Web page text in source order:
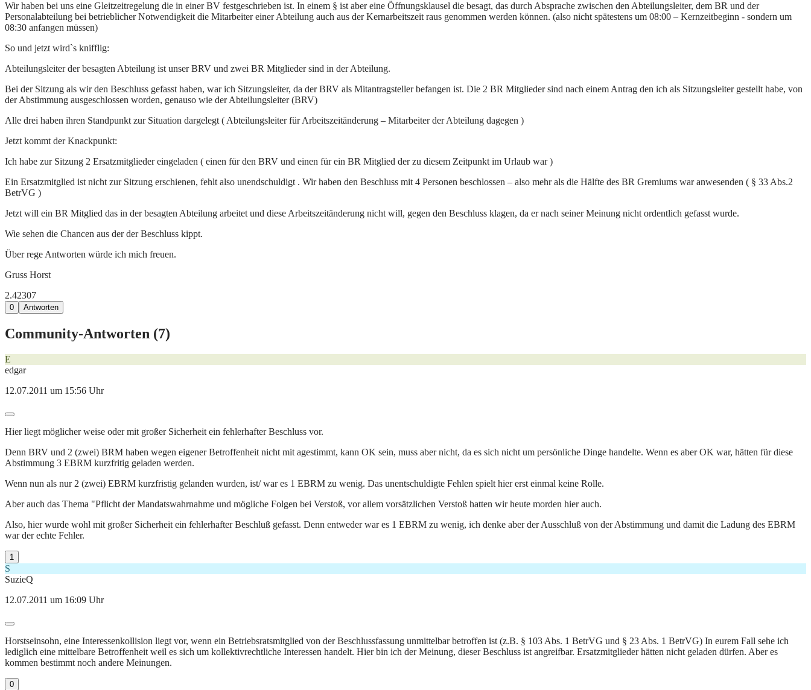
Wir haben bei uns eine Gleitzeitregelung die in einer BV festgeschrieben ist. In einem § ist aber eine Öffnungsklausel die besagt, das durch Absprache zwischen den Abteilungsleiter, dem BR und der
Personalabteilung bei betrieblicher Notwendigkeit die Mitarbeiter einer Abteilung auch aus der Kernarbeitszeit raus genommen werden können. (also nicht spätestens um 08:00 – Kernzeitbeginn - sondern um
08:30 anfangen müssen)
So und jetzt wird`s knifflig:
Abteilungsleiter der besagten Abteilung ist unser BRV und zwei BR Mitglieder sind in der Abteilung.
Bei der Sitzung als wir den Beschluss gefasst haben, war ich Sitzungsleiter, da der BRV als Mitantragsteller befangen ist. Die 2 BR Mitglieder sind nach einem Antrag den ich als Sitzungsleiter gestellt habe, von
der Abstimmung ausgeschlossen worden, genauso wie der Abteilungsleiter (BRV)
Alle drei haben ihren Standpunkt zur Situation dargelegt ( Abteilungsleiter für Arbeitszeitänderung – Mitarbeiter der Abteilung dagegen )
Jetzt kommt der Knackpunkt:
Ich habe zur Sitzung 2 Ersatzmitglieder eingeladen ( einen für den BRV und einen für ein BR Mitglied der zu diesem Zeitpunkt im Urlaub war )
Ein Ersatzmitglied ist nicht zur Sitzung erschienen, fehlt also unendschuldigt . Wir haben den Beschluss mit 4 Personen beschlossen – also mehr als die Hälfte des BR Gremiums war anwesenden ( § 33 Abs.2
BetrVG )
Jetzt will ein BR Mitglied das in der besagten Abteilung arbeitet und diese Arbeitszeitänderung nicht will, gegen den Beschluss klagen, da er nach seiner Meinung nicht ordentlich gefasst wurde.
Wie sehen die Chancen aus der der Beschluss kippt.
Über rege Antworten würde ich mich freuen.
Gruss Horst
2.42307
0 Antworten
Community-Antworten (7)
E
edgar
12.07.2011 um 15:56 Uhr
Hier liegt möglicher weise oder mit großer Sicherheit ein fehlerhafter Beschluss vor.
Denn BRV und 2 (zwei) BRM haben wegen eigener Betroffenheit nicht mit agestimmt, kann OK sein, muss aber nicht, da es sich nicht um persönliche Dinge handelte. Wenn es aber OK war, hätten für diese
Abstimmung 3 EBRM kurzfritig geladen werden.
Wenn nun als nur 2 (zwei) EBRM kurzfristig gelanden wurden, ist/ war es 1 EBRM zu wenig. Das unentschuldigte Fehlen spielt hier erst einmal keine Rolle.
Aber auch das Thema "Pflicht der Mandatswahrnahme und mögliche Folgen bei Verstoß, vor allem vorsätzlichen Verstoß hatten wir heute morden hier auch.
Also, hier wurde wohl mit großer Sicherheit ein fehlerhafter Beschluß gefasst. Denn entweder war es 1 EBRM zu wenig, ich denke aber der Ausschluß von der Abstimmung und damit die Ladung des EBRM
war der echte Fehler.
1
S
SuzieQ
12.07.2011 um 16:09 Uhr
Horstseinsohn, eine Interessenkollision liegt vor, wenn ein Betriebsratsmitglied von der Beschlussfassung unmittelbar betroffen ist (z.B. § 103 Abs. 1 BetrVG und § 23 Abs. 1 BetrVG) In eurem Fall sehe ich
lediglich eine mittelbare Betroffenheit weil es sich um kollektivrechtliche Interessen handelt. Hier bin ich der Meinung, dieser Beschluss ist angreifbar. Ersatzmitglieder hätten nicht geladen dürfen. Aber es
kommen bestimmt noch andere Meinungen.
0